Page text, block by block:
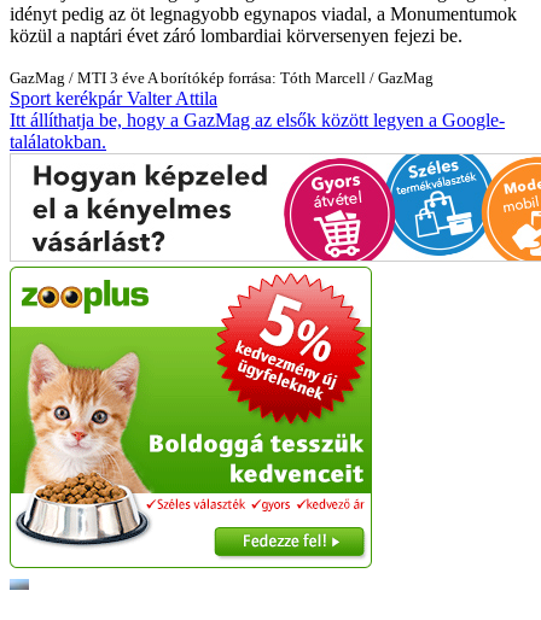
idényt pedig az öt legnagyobb egynapos viadal, a Monumentumok
közül a naptári évet záró lombardiai körversenyen fejezi be.
GazMag / MTI 3 éve A borítókép forrása: Tóth Marcell / GazMag
Sport kerékpárValter Attila
Itt állíthatja be, hogy a GazMag az elsők között legyen a Google-
találatokban.